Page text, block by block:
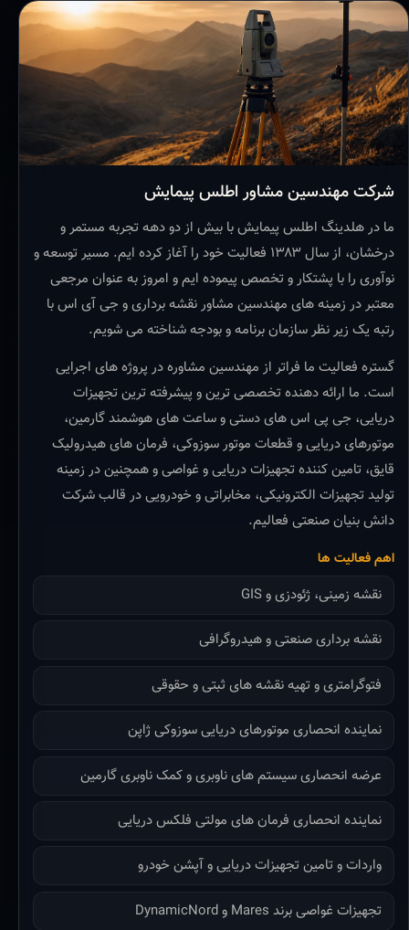
شرکت مهندسین مشاور اطلس پیمایش
ما در هلدینگ اطلس پیمایش با بیش از دو دهه تجربه مستمر و
درخشان، از سال ۱۳۸۳ فعالیت خود را آغاز کرده ایم. مسیر توسعه و
نوآوری را با پشتکار و تخصص پیموده ایم و امروز به عنوان مرجعی
معتبر در زمینه های مهندسین مشاور نقشه برداری و جی آی اس با
رتبه یک زیر نظر سازمان برنامه و بودجه شناخته می شویم.
گستره فعالیت ما فراتر از مهندسین مشاوره در پروژه های اجرایی
است. ما ارائه دهنده تخصصی ترین و پیشرفته ترین تجهیزات
دریایی، جی پی اس های دستی و ساعت های هوشمند گارمین،
موتورهای دریایی و قطعات موتور سوزوکی، فرمان های هیدرولیک
قایق، تامین کننده تجهیزات دریایی و غواصی و همچنین در زمینه
تولید تجهیزات الکترونیکی، مخابراتی و خودرویی در قالب شرکت
دانش بنیان صنعتی فعالیم.
اهم فعالیت ها
نقشه زمینی، ژئودزی و GIS
نقشه برداری صنعتی و هیدروگرافی
فتوگرامتری و تهیه نقشه های ثبتی و حقوقی
نماینده انحصاری موتورهای دریایی سوزوکی ژاپن
عرضه انحصاری سیستم های ناوبری و کمک ناوبری گارمین
نماینده انحصاری فرمان های مولتی فلکس دریایی
واردات و تامین تجهیزات دریایی و آپشن خودرو
تجهیزات غواصی برند Mares و DynamicNord